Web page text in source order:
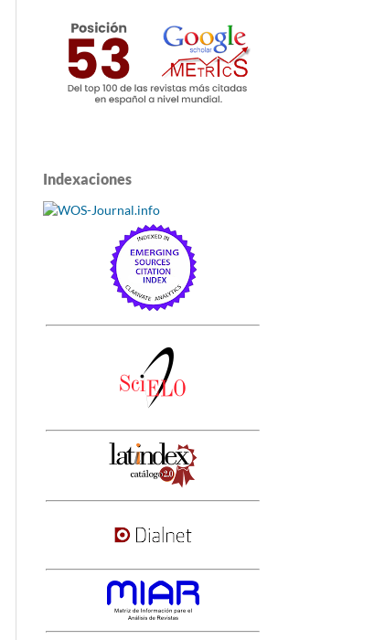
Indexaciones